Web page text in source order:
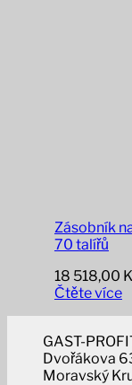
Zásobník
70 talířů
18 518,00
Čtěte více
GAST-
Dvořákova
Moravský